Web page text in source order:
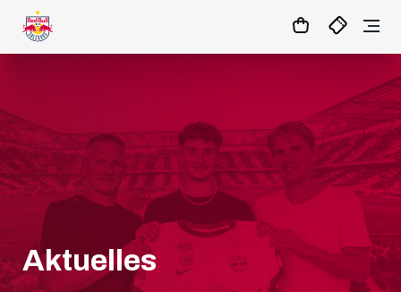
1:15:00 MATCHCENTER
Aktuelles